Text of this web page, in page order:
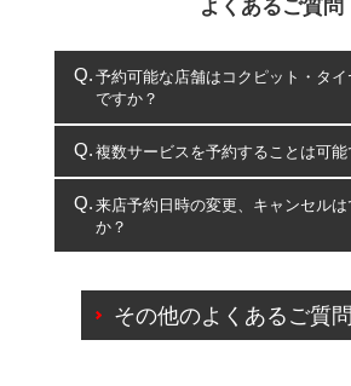
よくあるご質問
予約可能な店舗はコクピット・タ
ですか？
コクピット・タイヤ館のみとなりま
複数サービスを予約することは可能
複数サービスのご予約は可能です。
一部の商品・サービスの組み合わせに限
出来ないものもございます。
来店予約日時の変更、キャンセルは
か？
ご来店予約日の3営業日前を過ぎて
の日時変更につきましては、直接
その他のよくあるご質